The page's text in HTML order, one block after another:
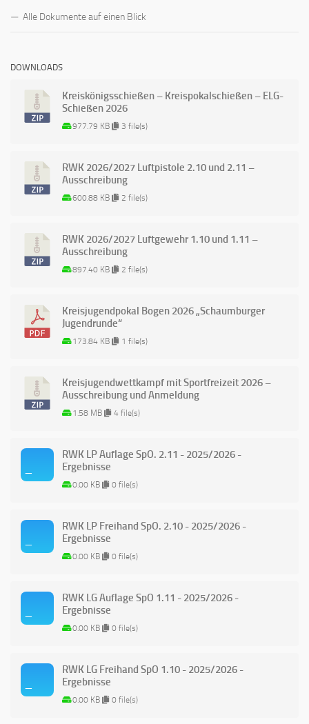
Alle Dokumente auf einen Blick
DOWNLOADS
Kreiskönigsschießen – Kreispokalschießen – ELG-
Schießen 2026
977.79 KB 3 file(s)
RWK 2026/2027 Luftpistole 2.10 und 2.11 –
Ausschreibung
600.88 KB 2 file(s)
RWK 2026/2027 Luftgewehr 1.10 und 1.11 –
Ausschreibung
897.40 KB 2 file(s)
Kreisjugendpokal Bogen 2026 „Schaumburger
Jugendrunde“
173.84 KB 1 file(s)
Kreisjugendwettkampf mit Sportfreizeit 2026 –
Ausschreibung und Anmeldung
1.58 MB 4 file(s)
RWK LP Auflage SpO. 2.11 - 2025/2026 -
Ergebnisse
0.00 KB 0 file(s)
RWK LP Freihand SpO. 2.10 - 2025/2026 -
Ergebnisse
0.00 KB 0 file(s)
RWK LG Auflage SpO 1.11 - 2025/2026 -
Ergebnisse
0.00 KB 0 file(s)
RWK LG Freihand SpO 1.10 - 2025/2026 -
Ergebnisse
0.00 KB 0 file(s)